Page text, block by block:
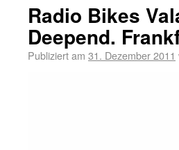
Radio Bikes
Deepend.
Publiziert am 31. Dezember 2011